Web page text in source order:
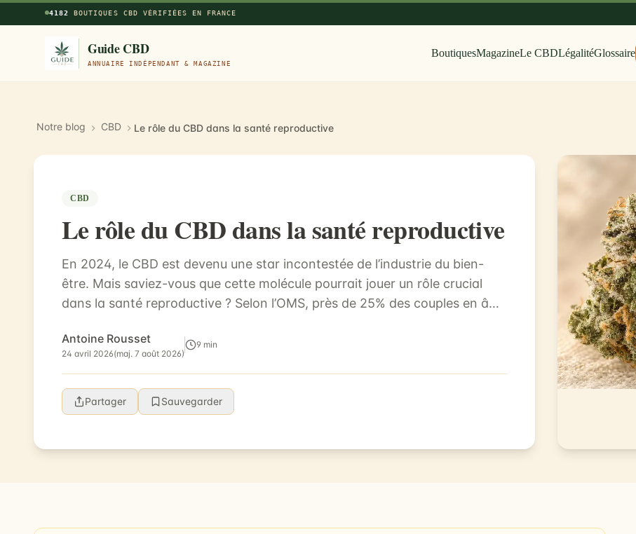
Aller au contenu principal
4182 BOUTIQUES CBD VÉRIFIÉES EN FRANCE
Guide CBD
ANNUAIRE INDÉPENDANT & MAGAZINE
BoutiquesMagazineLe CBDLégalitéGlossaire
Notre blog CBD Le rôle du CBD dans la santé reproductive
CBD
Le rôle du CBD dans la santé reproductive
En 2024, le CBD est devenu une star incontestée de l’industrie du bien-
être. Mais saviez-vous que cette molécule pourrait jouer un rôle crucial
dans la santé reproductive ? Selon l’OMS, près de 25% des couples en âge
Antoine Rousset
24 avril 2026(maj. 7 août 2026)
9 min
Partager Sauvegarder